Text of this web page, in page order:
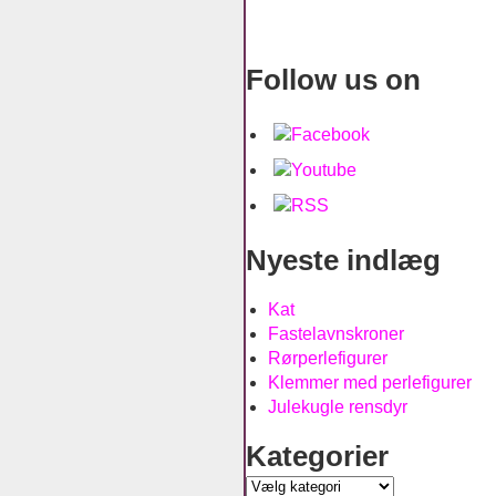
Follow us on
Nyeste indlæg
Kat
Fastelavnskroner
Rørperlefigurer
Klemmer med perlefigurer
Julekugle rensdyr
Kategorier
Kategorier